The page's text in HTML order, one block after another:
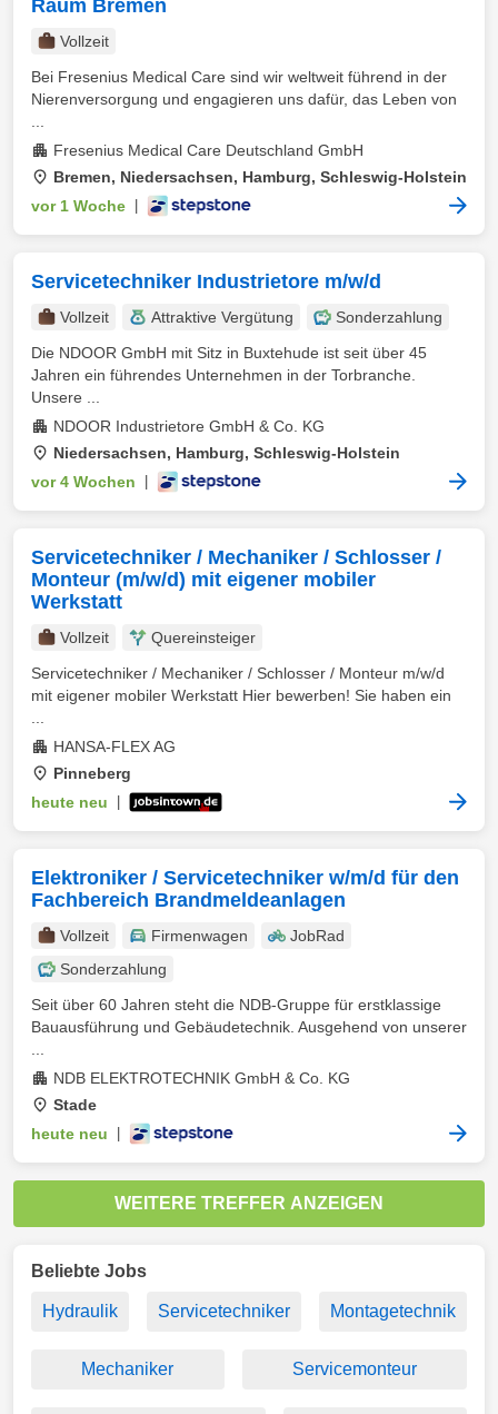
Raum Bremen
Vollzeit
Bei Fresenius Medical Care sind wir weltweit führend in der
Nierenversorgung und engagieren uns dafür, das Leben von
Fresenius Medical Care Deutschland GmbH
Bremen, Niedersachsen, Hamburg, Schleswig-Holstein
vor 1 Woche
Servicetechniker Industrietore m/w/d
Vollzeit Attraktive Vergütung
Sonderzahlung
Die NDOOR GmbH mit Sitz in Buxtehude ist seit über 45
Jahren ein führendes Unternehmen in der Torbranche.
Unsere ...
NDOOR Industrietore GmbH & Co. KG
Niedersachsen, Hamburg, Schleswig-Holstein
vor 4 Wochen
Servicetechniker / Mechaniker / Schlosser /
Monteur (m/w/d) mit eigener mobiler
Werkstatt
Vollzeit
Quereinsteiger
Servicetechniker / Mechaniker / Schlosser / Monteur m/w/d
mit eigener mobiler Werkstatt Hier bewerben! Sie haben ein
HANSA-FLEX AG
Pinneberg
heute neu
Elektroniker / Servicetechniker w/m/d für den
Fachbereich Brandmeldeanlagen
Vollzeit Firmenwagen
JobRad
Sonderzahlung
Seit über 60 Jahren steht die NDB-Gruppe für erstklassige
Bauausführung und Gebäudetechnik. Ausgehend von unserer
NDB ELEKTROTECHNIK GmbH & Co. KG
Stade
heute neu
WEITERE TREFFER ANZEIGEN
Beliebte Jobs
Hydraulik Servicetechniker Montagetechnik
Mechaniker Servicemonteur